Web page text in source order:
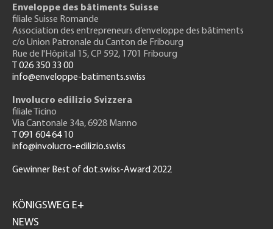
Enveloppe des bâtiments Suisse
filiale Suisse Romande
Association des entrepreneurs d’enveloppe des bâtiments
c/o Union Patronale du Canton de Fribourg
Rue de l'Hôpital 15, CP 592, 1701 Fribourg
T 026 350 33 00
info@enveloppe-batiments.swiss
Involucro edilizio Svizzera
filiale Ticino
Via Cantonale 34a, 6928 Manno
T 091 604 64 10
info@involucro-edilizio.swiss
Gewinner Best of dot.swiss-Award 2022
GH
KÖNIGSWEG E+
NEWS